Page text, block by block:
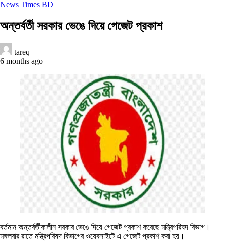
News Times BD
অন্তর্বর্তী সরকার ভেঙে দিয়ে গেজেট প্রকাশ
tareq
6 months ago
বর্তমান অন্তর্বর্তীকালীন সরকার ভেঙে দিয়ে গেজেট প্রকাশ করেছে মন্ত্রিপরিষদ বিভাগ।
মঙ্গলবার রাতে মন্ত্রিপরিষদ বিভাগের ওয়েবসাইটে এ গেজেট প্রকাশ করা হয়।